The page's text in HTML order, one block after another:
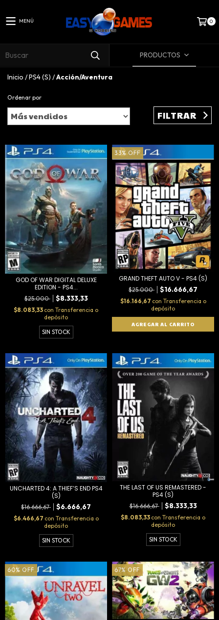
MENÚ 0
PRODUCTOS
Inicio /PS4 (S) /Acción/Aventura
Ordenar por
FILTRAR
GOD OF WAR DIGITAL DELUXE
EDITION - PS4...
$25.000 $8.333,33
$8.083,33 con Transferencia o
depósito
SIN STOCK
33% OFF
GRAND THEFT AUTO V - PS4 (S)
$25.000 $16.666,67
$16.166,67 con Transferencia o
depósito
UNCHARTED 4: A THIEF’S END PS4
(S)
$16.666,67 $6.666,67
$6.466,67 con Transferencia o
depósito
SIN STOCK
THE LAST OF US REMASTERED -
PS4 (S)
$16.666,67 $8.333,33
$8.083,33 con Transferencia o
depósito
SIN STOCK
60% OFF 67% OFF